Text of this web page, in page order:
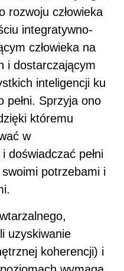
rozwoju człowieka
integratywno-
człowieka na
i dostarczającym
inteligencji ku
pełni. Sprzyja ono
któremu
w
doświadczać pełni
potrzebami i
uzyskiwanie
koherencji) i